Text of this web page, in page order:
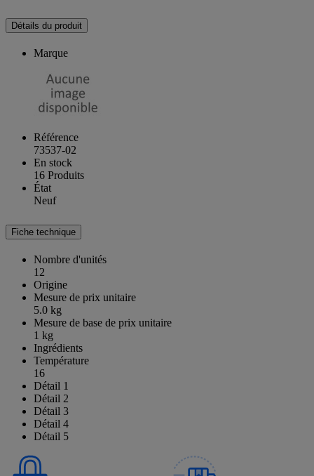
Détails du produit
Marque
Référence
73537-02
En stock
16 Produits
État
Neuf
Fiche technique
Nombre d'unités
12
Origine
Mesure de prix unitaire
5.0 kg
Mesure de base de prix unitaire
1 kg
Ingrédients
Température
16
Détail 1
Détail 2
Détail 3
Détail 4
Détail 5